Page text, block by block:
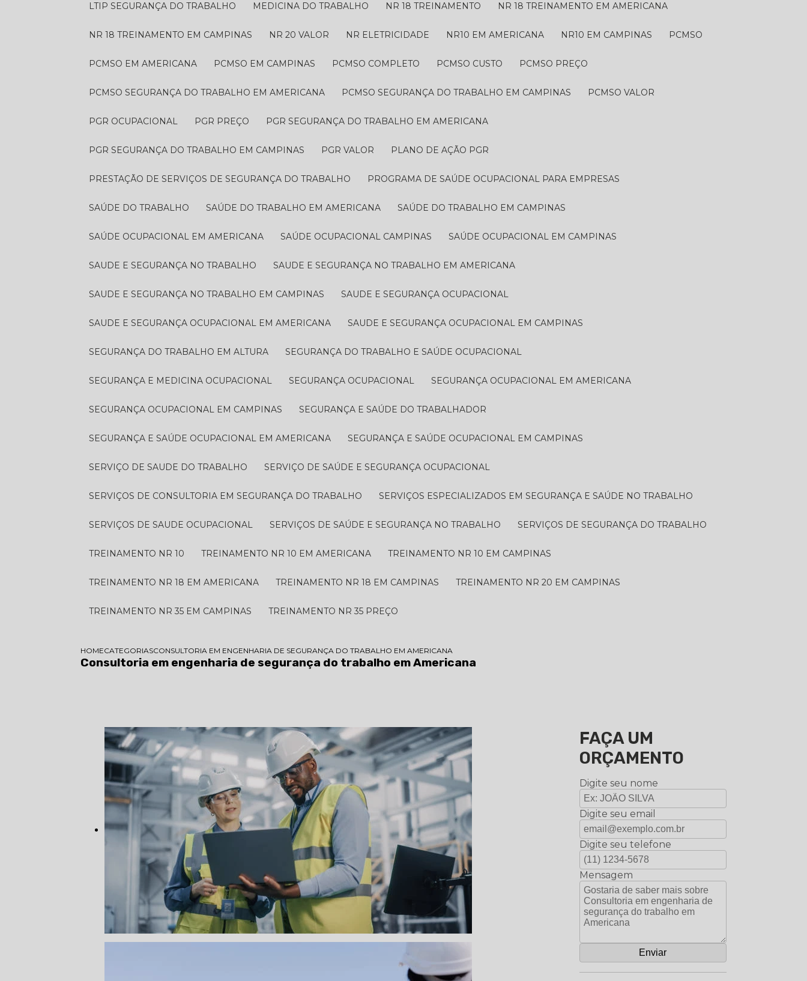
LTIP SEGURANÇA DO TRABALHO MEDICINA DO TRABALHO NR 18 TREINAMENTO NR 18 TREINAMENTO EM AMERICANA
NR 18 TREINAMENTO EM CAMPINAS NR 20 VALOR NR ELETRICIDADE NR10 EM AMERICANA NR10 EM CAMPINAS PCMSO
PCMSO EM AMERICANA PCMSO EM CAMPINAS PCMSO COMPLETO PCMSO CUSTO PCMSO PREÇO
PCMSO SEGURANÇA DO TRABALHO EM AMERICANA PCMSO SEGURANÇA DO TRABALHO EM CAMPINAS PCMSO VALOR
PGR OCUPACIONAL PGR PREÇO PGR SEGURANÇA DO TRABALHO EM AMERICANA
PGR SEGURANÇA DO TRABALHO EM CAMPINAS PGR VALOR PLANO DE AÇÃO PGR
PRESTAÇÃO DE SERVIÇOS DE SEGURANÇA DO TRABALHO PROGRAMA DE SAÚDE OCUPACIONAL PARA EMPRESAS
SAÚDE DO TRABALHO SAÚDE DO TRABALHO EM AMERICANA SAÚDE DO TRABALHO EM CAMPINAS
SAÚDE OCUPACIONAL EM AMERICANA SAÚDE OCUPACIONAL CAMPINAS SAÚDE OCUPACIONAL EM CAMPINAS
SAUDE E SEGURANÇA NO TRABALHO SAUDE E SEGURANÇA NO TRABALHO EM AMERICANA
SAUDE E SEGURANÇA NO TRABALHO EM CAMPINAS SAUDE E SEGURANÇA OCUPACIONAL
SAUDE E SEGURANÇA OCUPACIONAL EM AMERICANA SAUDE E SEGURANÇA OCUPACIONAL EM CAMPINAS
SEGURANÇA DO TRABALHO EM ALTURA SEGURANÇA DO TRABALHO E SAÚDE OCUPACIONAL
SEGURANÇA E MEDICINA OCUPACIONAL SEGURANÇA OCUPACIONAL SEGURANÇA OCUPACIONAL EM AMERICANA
SEGURANÇA OCUPACIONAL EM CAMPINAS SEGURANÇA E SAÚDE DO TRABALHADOR
SEGURANÇA E SAÚDE OCUPACIONAL EM AMERICANA SEGURANÇA E SAÚDE OCUPACIONAL EM CAMPINAS
SERVIÇO DE SAUDE DO TRABALHO SERVIÇO DE SAÚDE E SEGURANÇA OCUPACIONAL
SERVIÇOS DE CONSULTORIA EM SEGURANÇA DO TRABALHO SERVIÇOS ESPECIALIZADOS EM SEGURANÇA E SAÚDE NO TRABALHO
SERVIÇOS DE SAUDE OCUPACIONAL SERVIÇOS DE SAÚDE E SEGURANÇA NO TRABALHO SERVIÇOS DE SEGURANÇA DO TRABALHO
TREINAMENTO NR 10 TREINAMENTO NR 10 EM AMERICANA TREINAMENTO NR 10 EM CAMPINAS
TREINAMENTO NR 18 EM AMERICANA TREINAMENTO NR 18 EM CAMPINAS TREINAMENTO NR 20 EM CAMPINAS
TREINAMENTO NR 35 EM CAMPINAS TREINAMENTO NR 35 PREÇO
HOMECATEGORIASCONSULTORIA EM ENGENHARIA DE SEGURANÇA DO TRABALHO EM AMERICANA
Consultoria em engenharia de segurança do trabalho em Americana
FAÇA UM
ORÇAMENTO
Digite seu nome
Digite seu email
Digite seu telefone
Mensagem